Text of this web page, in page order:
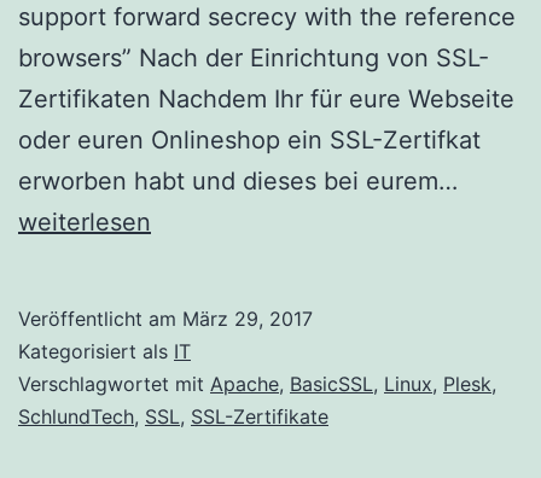
support forward secrecy with the reference
browsers” Nach der Einrichtung von SSL-
Zertifikaten Nachdem Ihr für eure Webseite
oder euren Onlineshop ein SSL-Zertifkat
erworben habt und dieses bei eurem…
weiterlesen
Veröffentlicht am März 29, 2017
Kategorisiert als IT
Verschlagwortet mit Apache, BasicSSL, Linux, Plesk,
SchlundTech, SSL, SSL-Zertifikate